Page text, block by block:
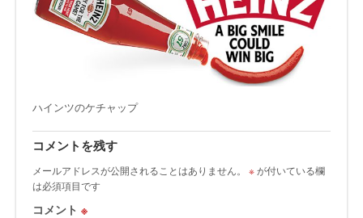
ハインツのケチャップ
コメントを残す
メールアドレスが公開されることはありません。 ※が付いている欄
は必須項目です
コメント ※